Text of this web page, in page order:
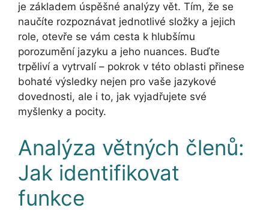
je základem úspěšné analýzy vět. Tím, že se
naučíte rozpoznávat jednotlivé složky a jejich
role, otevře se vám cesta k hlubšímu
porozumění jazyku a jeho nuances. Buďte
trpěliví a vytrvalí – pokrok v této oblasti přinese
bohaté výsledky nejen pro vaše jazykové
dovednosti, ale i to, jak vyjadřujete své
myšlenky a pocity.
Analýza větných členů:
Jak identifikovat
funkce